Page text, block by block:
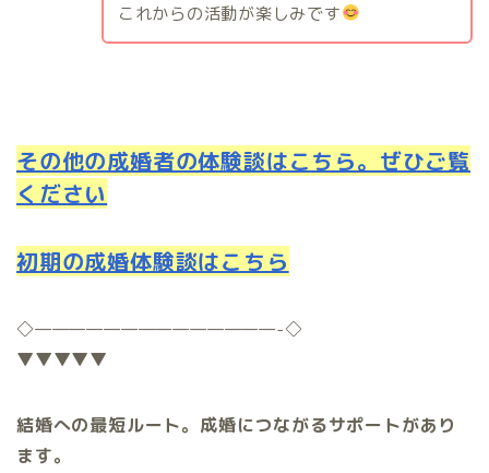
これからの活動が楽しみです
その他の成婚者の体験談はこちら。ぜひご覧
ください
初期の成婚体験談はこちら
◇——————————————-◇
▼▼▼▼▼
結婚への最短ルート。成婚につながるサポートがあり
ます。